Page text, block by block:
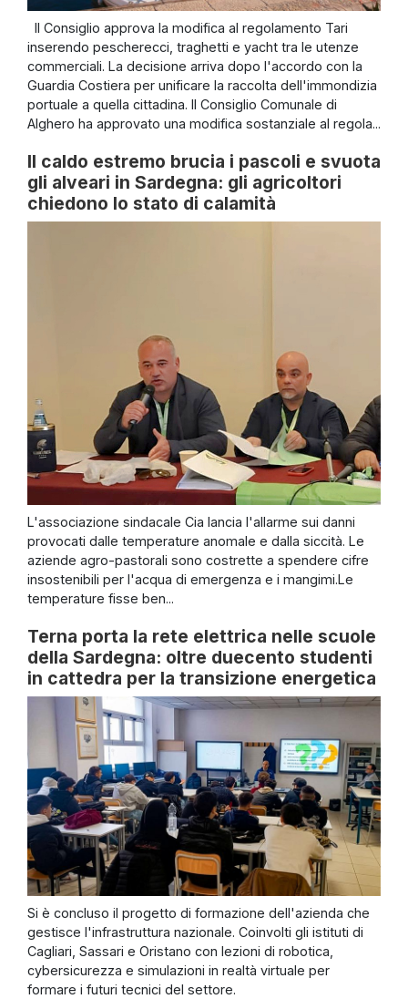
Il Consiglio approva la modifica al regolamento Tari
inserendo pescherecci, traghetti e yacht tra le utenze
commerciali. La decisione arriva dopo l'accordo con la
Guardia Costiera per unificare la raccolta dell'immondizia
portuale a quella cittadina. Il Consiglio Comunale di
Alghero ha approvato una modifica sostanziale al regola...
Il caldo estremo brucia i pascoli e svuota
gli alveari in Sardegna: gli agricoltori
chiedono lo stato di calamità
L'associazione sindacale Cia lancia l'allarme sui danni
provocati dalle temperature anomale e dalla siccità. Le
aziende agro-pastorali sono costrette a spendere cifre
insostenibili per l'acqua di emergenza e i mangimi.Le
temperature fisse ben...
Terna porta la rete elettrica nelle scuole
della Sardegna: oltre duecento studenti
in cattedra per la transizione energetica
Si è concluso il progetto di formazione dell'azienda che
gestisce l'infrastruttura nazionale. Coinvolti gli istituti di
Cagliari, Sassari e Oristano con lezioni di robotica,
cybersicurezza e simulazioni in realtà virtuale per
formare i futuri tecnici del settore.